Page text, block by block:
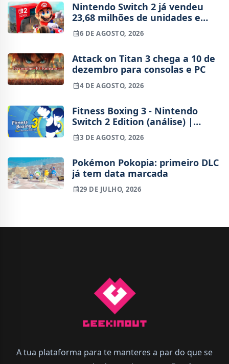
Nintendo Switch 2 já vendeu
23,68 milhões de unidades e
está 4 milhões à frente da
Switch original no mesmo
6 DE AGOSTO, 2026
Attack on Titan 3 chega a 10 de
dezembro para consolas e PC
4 DE AGOSTO, 2026
Fitness Boxing 3 - Nintendo
Switch 2 Edition (análise) |
Treinos refinados, mas ainda
fora de ritmo
3 DE AGOSTO, 2026
Pokémon Pokopia: primeiro DLC
já tem data marcada
29 DE JULHO, 2026
A tua plataforma para te manteres a par do que se